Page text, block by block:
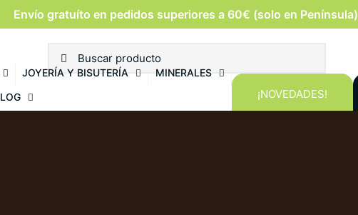
Envío gratuíto en pedidos superiores a 60€ (solo en Península)
JOYERÍA Y BISUTERÍA
MINERALES
¡NOVEDADES!